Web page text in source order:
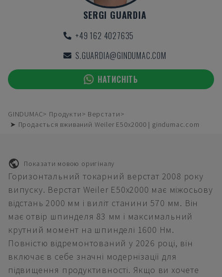
SERGI GUARDIA
+49 162 4027635
S.GUARDIA@GINDUMAC.COM
НАТИСНІТЬ
GINDUMAC Продукти
Верстати
➤ Продається вживаний Weiler E50x2000 | gindumac.com
Показати мовою оригіналу
Горизонтальний токарний верстат 2008 року
випуску. Верстат Weiler E50x2000 має міжосьову
відстань 2000 мм і виліт станини 570 мм. Він
має отвір шпинделя 83 мм і максимальний
крутний момент на шпинделі 1600 Нм.
Повністю відремонтований у 2026 році, він
включає в себе значні модернізації для
підвищення продуктивності. Якщо ви хочете